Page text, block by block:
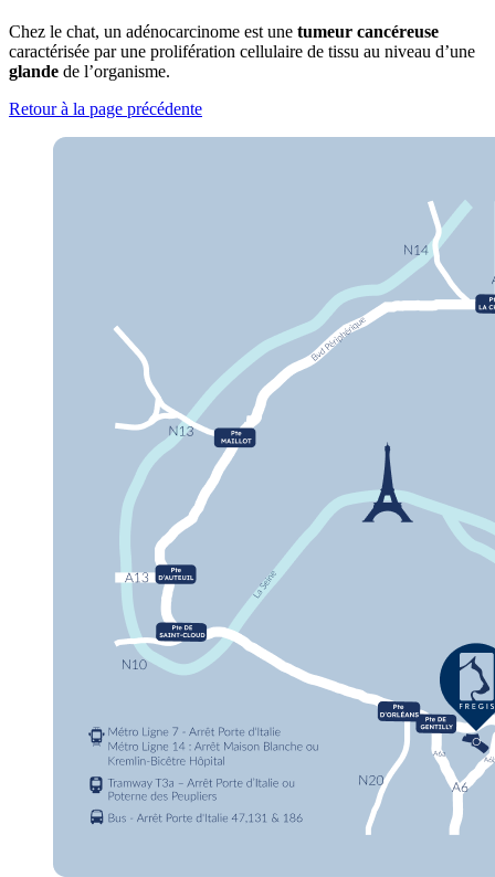
Chez le chat, un adénocarcinome est une tumeur cancéreuse
caractérisée par une prolifération cellulaire de tissu au niveau d’une
glande de l’organisme.
Retour à la page précédente